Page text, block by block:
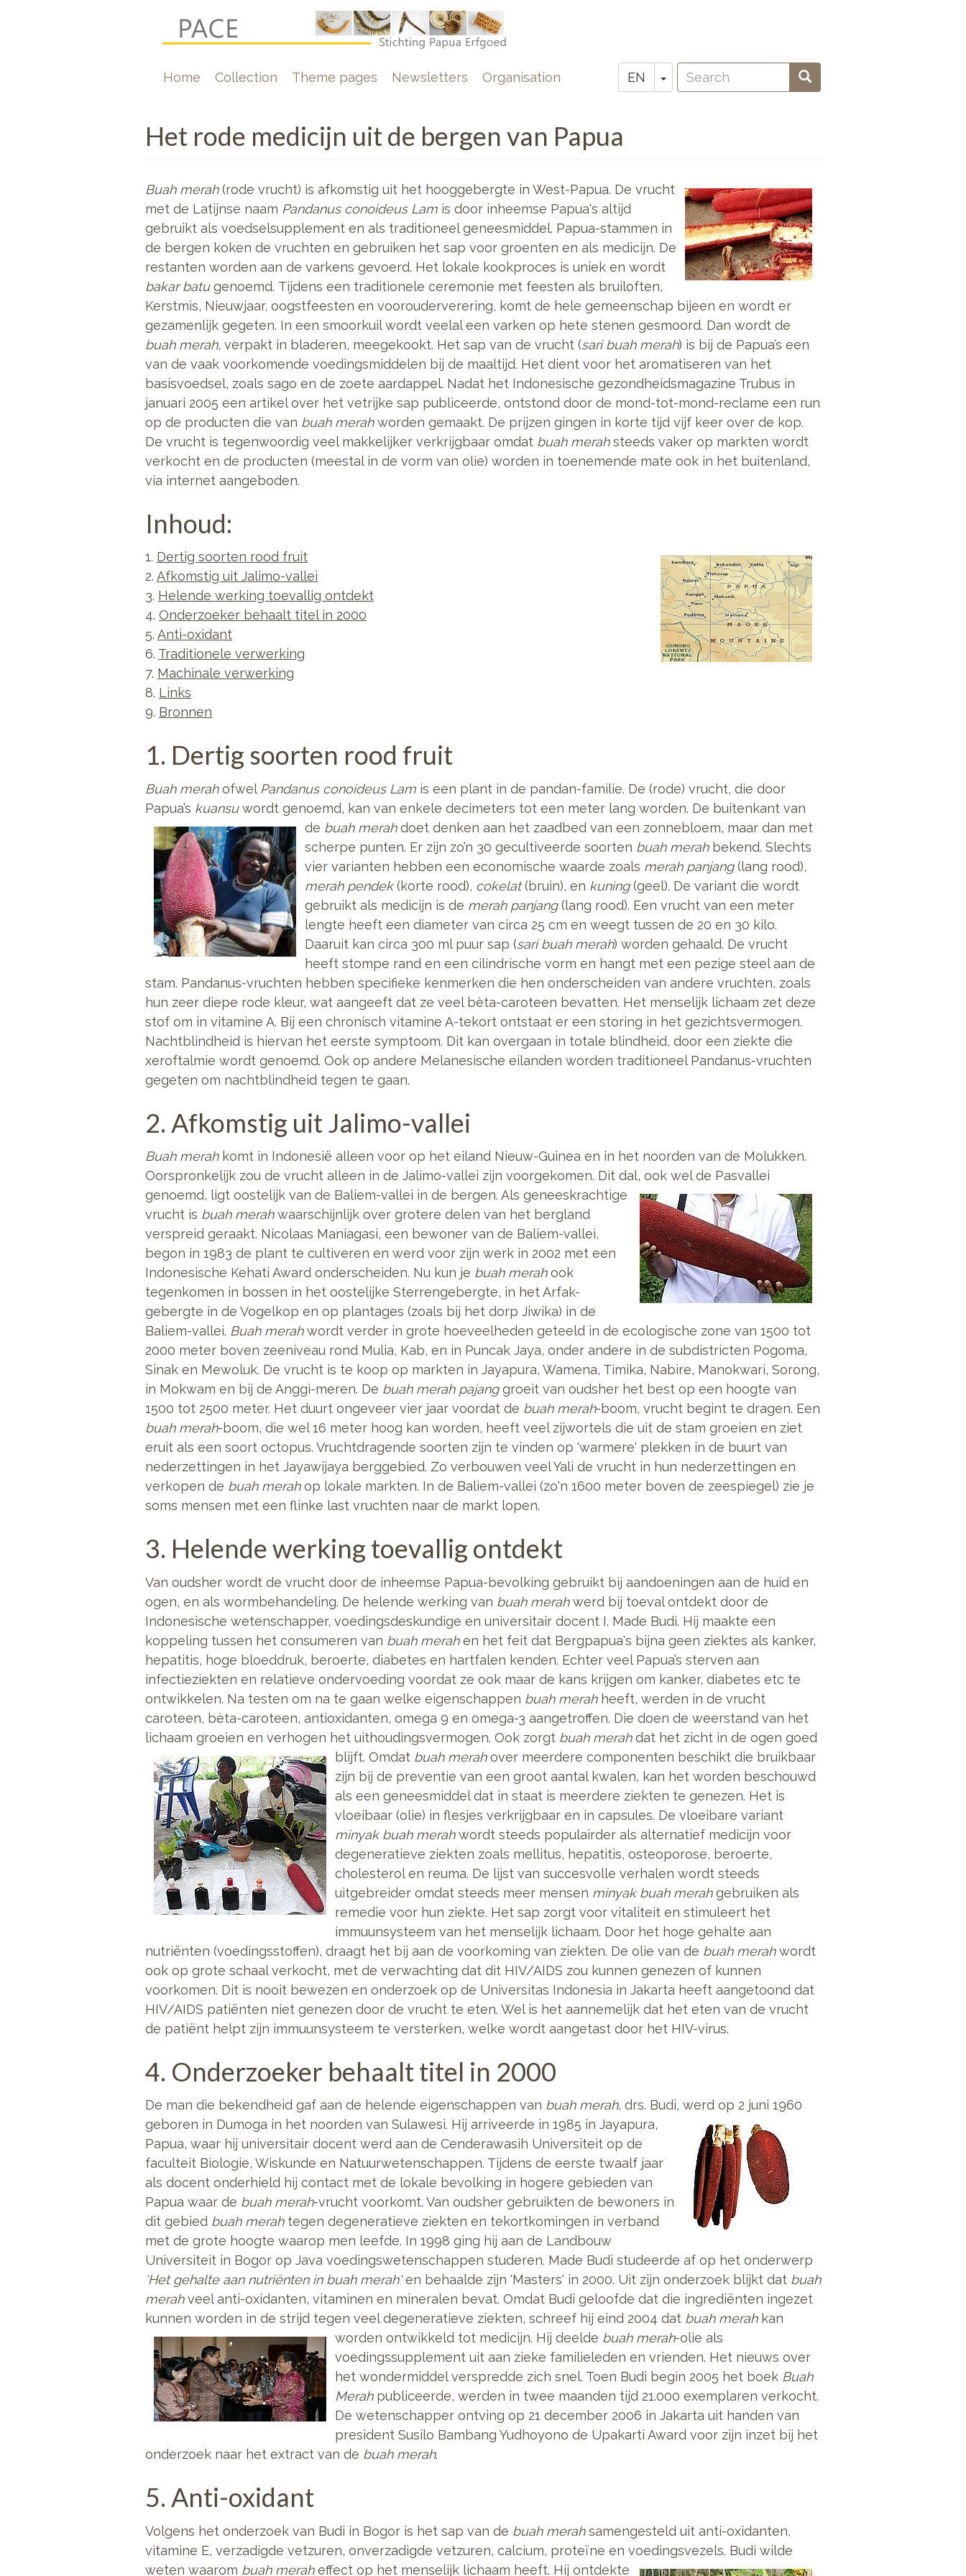
EN Toggle Dropdown
Zoeken
Search Search
Hoofdnavigatie
Home Collection Theme pages Newsletters Organisation
Het rode medicijn uit de bergen van Papua
Buah merah(rode vrucht) is afkomstig uit het hooggebergte in West-Papua. De vrucht
met de Latijnse naam Pandanus conoideus Lam is door inheemse Papua's altijd
gebruikt als voedselsupplement en als traditioneel geneesmiddel. Papua-stammen in
de bergen koken de vruchten en gebruiken het sap voor groenten en als medicijn. De
restanten worden aan de varkens gevoerd. Het lokale kookproces is uniek en wordt
bakar batugenoemd. Tijdens een traditionele ceremonie met feesten als bruiloften,
Kerstmis, Nieuwjaar, oogstfeesten en voorouderverering, komt de hele gemeenschap bijeen en wordt er
gezamenlijk gegeten. In een smoorkuil wordt veelal een varken op hete stenen gesmoord. Dan wordt de
buah merah, verpakt in bladeren, meegekookt. Het sap van de vrucht (sari buah merah) is bij de Papua’s een
van de vaak voorkomende voedingsmiddelen bij de maaltijd. Het dient voor het aromatiseren van het
basisvoedsel, zoals sago en de zoete aardappel. Nadat het Indonesische gezondheidsmagazine Trubus in
januari 2005 een artikel over het vetrijke sap publiceerde, ontstond door de mond-tot-mond-reclame een run
op de producten die van buah merahworden gemaakt. De prijzen gingen in korte tijd vijf keer over de kop.
De vrucht is tegenwoordig veel makkelijker verkrijgbaar omdat buah merahsteeds vaker op markten wordt
verkocht en de producten (meestal in de vorm van olie) worden in toenemende mate ook in het buitenland,
via internet aangeboden.
Inhoud:
1. Dertig soorten rood fruit
2. Afkomstig uit Jalimo-vallei
3. Helende werking toevallig ontdekt
4. Onderzoeker behaalt titel in 2000
5. Anti-oxidant
6. Traditionele verwerking
7. Machinale verwerking
8. Links
9. Bronnen
1. Dertig soorten rood fruit
Buah merahofwel Pandanus conoideus Lam is een plant in de pandan-familie. De (rode) vrucht, die door
Papua’s kuansuwordt genoemd, kan van enkele decimeters tot een meter lang worden. De buitenkant van
de buah merahdoet denken aan het zaadbed van een zonnebloem, maar dan met
scherpe punten. Er zijn zo’n 30 gecultiveerde soorten buah merahbekend. Slechts
vier varianten hebben een economische waarde zoals merah panjang(lang rood),
merah pendek(korte rood), cokelat(bruin), en kuning(geel). De variant die wordt
gebruikt als medicijn is de merah panjang(lang rood). Een vrucht van een meter
lengte heeft een diameter van circa 25 cm en weegt tussen de 20 en 30 kilo.
Daaruit kan circa 300 ml puur sap (sari buah merah) worden gehaald. De vrucht
heeft stompe rand en een cilindrische vorm en hangt met een pezige steel aan de
stam. Pandanus-vruchten hebben specifieke kenmerken die hen onderscheiden van andere vruchten, zoals
hun zeer diepe rode kleur, wat aangeeft dat ze veel bèta-caroteen bevatten. Het menselijk lichaam zet deze
stof om in vitamine A. Bij een chronisch vitamine A-tekort ontstaat er een storing in het gezichtsvermogen.
Nachtblindheid is hiervan het eerste symptoom. Dit kan overgaan in totale blindheid, door een ziekte die
xeroftalmie wordt genoemd. Ook op andere Melanesische eilanden worden traditioneel Pandanus-vruchten
gegeten om nachtblindheid tegen te gaan.
2. Afkomstig uit Jalimo-vallei
Buah merahkomt in Indonesië alleen voor op het eiland Nieuw-Guinea en in het noorden van de Molukken.
Oorspronkelijk zou de vrucht alleen in de Jalimo-vallei zijn voorgekomen. Dit dal, ook wel de Pasvallei
genoemd, ligt oostelijk van de Baliem-vallei in de bergen. Als geneeskrachtige
vrucht is buah merahwaarschijnlijk over grotere delen van het bergland
verspreid geraakt. Nicolaas Maniagasi, een bewoner van de Baliem-vallei,
begon in 1983 de plant te cultiveren en werd voor zijn werk in 2002 met een
Indonesische Kehati Award onderscheiden. Nu kun je buah merahook
tegenkomen in bossen in het oostelijke Sterrengebergte, in het Arfak-
gebergte in de Vogelkop en op plantages (zoals bij het dorp Jiwika) in de
Baliem-vallei. Buah merahwordt verder in grote hoeveelheden geteeld in de ecologische zone van 1500 tot
2000 meter boven zeeniveau rond Mulia, Kab, en in Puncak Jaya, onder andere in de subdistricten Pogoma,
Sinak en Mewoluk. De vrucht is te koop op markten in Jayapura, Wamena, Timika, Nabire, Manokwari, Sorong,
in Mokwam en bij de Anggi-meren. De buah merah pajanggroeit van oudsher het best op een hoogte van
1500 tot 2500 meter. Het duurt ongeveer vier jaar voordat de buah merah-boom, vrucht begint te dragen. Een
buah merah-boom, die wel 16 meter hoog kan worden, heeft veel zijwortels die uit de stam groeien en ziet
eruit als een soort octopus. Vruchtdragende soorten zijn te vinden op 'warmere' plekken in de buurt van
nederzettingen in het Jayawijaya berggebied. Zo verbouwen veel Yali de vrucht in hun nederzettingen en
verkopen de buah merahop lokale markten. In de Baliem-vallei (zo'n 1600 meter boven de zeespiegel) zie je
soms mensen met een flinke last vruchten naar de markt lopen.
3. Helende werking toevallig ontdekt
Van oudsher wordt de vrucht door de inheemse Papua-bevolking gebruikt bij aandoeningen aan de huid en
ogen, en als wormbehandeling. De helende werking van buah merahwerd bij toeval ontdekt door de
Indonesische wetenschapper, voedingsdeskundige en universitair docent I. Made Budi. Hij maakte een
koppeling tussen het consumeren van buah merahen het feit dat Bergpapua's bijna geen ziektes als kanker,
hepatitis, hoge bloeddruk, beroerte, diabetes en hartfalen kenden. Echter veel Papua’s sterven aan
infectieziekten en relatieve ondervoeding voordat ze ook maar de kans krijgen om kanker, diabetes etc te
ontwikkelen. Na testen om na te gaan welke eigenschappen buah merahheeft, werden in de vrucht
caroteen, bèta-caroteen, antioxidanten, omega 9 en omega-3 aangetroffen. Die doen de weerstand van het
lichaam groeien en verhogen het uithoudingsvermogen. Ook zorgt buah merahdat het zicht in de ogen goed
blijft. Omdat buah merahover meerdere componenten beschikt die bruikbaar
zijn bij de preventie van een groot aantal kwalen, kan het worden beschouwd
als een geneesmiddel dat in staat is meerdere ziekten te genezen. Het is
vloeibaar (olie) in flesjes verkrijgbaar en in capsules. De vloeibare variant
minyak buah merahwordt steeds populairder als alternatief medicijn voor
degeneratieve ziekten zoals mellitus, hepatitis, osteoporose, beroerte,
cholesterol en reuma. De lijst van succesvolle verhalen wordt steeds
uitgebreider omdat steeds meer mensen minyak buah merahgebruiken als
remedie voor hun ziekte. Het sap zorgt voor vitaliteit en stimuleert het
immuunsysteem van het menselijk lichaam. Door het hoge gehalte aan
nutriënten (voedingsstoffen), draagt het bij aan de voorkoming van ziekten. De olie van de buah merahwordt
ook op grote schaal verkocht, met de verwachting dat dit HIV/AIDS zou kunnen genezen of kunnen
voorkomen. Dit is nooit bewezen en onderzoek op de Universitas Indonesia in Jakarta heeft aangetoond dat
HIV/AIDS patiënten niet genezen door de vrucht te eten. Wel is het aannemelijk dat het eten van de vrucht
de patiënt helpt zijn immuunsysteem te versterken, welke wordt aangetast door het HIV-virus.
4. Onderzoeker behaalt titel in 2000
De man die bekendheid gaf aan de helende eigenschappen van buah merah, drs. Budi, werd op 2 juni 1960
geboren in Dumoga in het noorden van Sulawesi. Hij arriveerde in 1985 in Jayapura,
Papua, waar hij universitair docent werd aan de Cenderawasih Universiteit op de
faculteit Biologie, Wiskunde en Natuurwetenschappen. Tijdens de eerste twaalf jaar
als docent onderhield hij contact met de lokale bevolking in hogere gebieden van
Papua waar de buah merah-vrucht voorkomt. Van oudsher gebruikten de bewoners in
dit gebied buah merahtegen degeneratieve ziekten en tekortkomingen in verband
met de grote hoogte waarop men leefde. In 1998 ging hij aan de Landbouw
Universiteit in Bogor op Java voedingswetenschappen studeren. Made Budi studeerde af op het onderwerp
'Het gehalte aan nutriënten in buah merah'en behaalde zijn 'Masters' in 2000. Uit zijn onderzoek blijkt dat buah
merahveel anti-oxidanten, vitaminen en mineralen bevat. Omdat Budi geloofde dat die ingrediënten ingezet
kunnen worden in de strijd tegen veel degeneratieve ziekten, schreef hij eind 2004 dat buah merahkan
worden ontwikkeld tot medicijn. Hij deelde buah merah-olie als
voedingssupplement uit aan zieke familieleden en vrienden. Het nieuws over
het wondermiddel verspredde zich snel. Toen Budi begin 2005 het boek Buah
Merahpubliceerde, werden in twee maanden tijd 21.000 exemplaren verkocht.
De wetenschapper ontving op 21 december 2006 in Jakarta uit handen van
president Susilo Bambang Yudhoyono de Upakarti Award voor zijn inzet bij het
onderzoek naar het extract van de buah merah.
5. Anti-oxidant
Volgens het onderzoek van Budi in Bogor is het sap van de buah merahsamengesteld uit anti-oxidanten,
vitamine E, verzadigde vetzuren, onverzadigde vetzuren, calcium, proteïne en voedingsvezels. Budi wilde
weten waarom buah meraheffect op het menselijk lichaam heeft. Hij ontdekte